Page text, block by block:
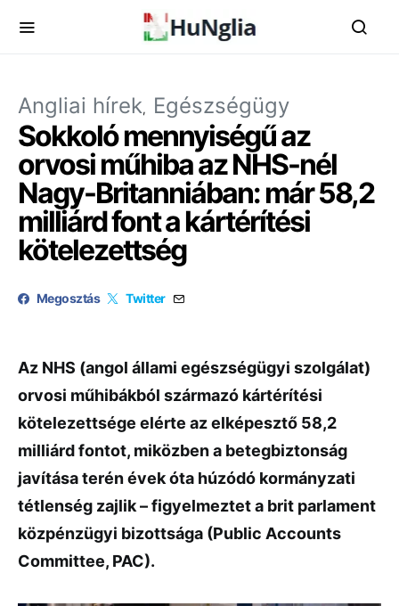
Angliai hírek Egészségügy
Sokkoló mennyiségű az
orvosi műhiba az NHS-nél
Nagy-Britanniában: már 58,2
milliárd font a kártérítési
kötelezettség
Megosztás Twitter
Az NHS (angol állami egészségügyi szolgálat)
orvosi műhibákból származó kártérítési
kötelezettsége elérte azelképesztő 58,2
milliárdfontot, miközbena betegbiztonság
javításaterénévekóta húzódó kormányzati
tétlenség zajlik –figyelmezteta brit parlament
közpénzügyi bizottsága (Public Accounts
Committee, PAC).